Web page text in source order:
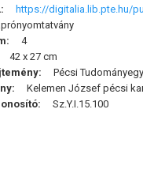
https://digitalia.lib.pte.hu/
4
42 x 27 cm
Pécsi
Kelemen József pécsi
Sz.Y.I.15.100